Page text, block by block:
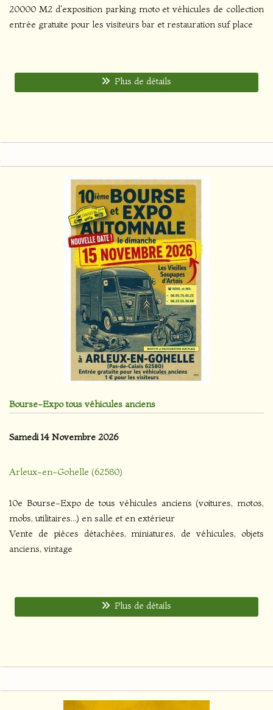
20000 M2 d'exposition parking moto et véhicules de collection
entrée gratuite pour les visiteurs bar et restauration suf place
Plus de détails
Bourse-Expo tous véhicules anciens
Samedi 14 Novembre 2026
Arleux-en-Gohelle (62580)
10e Bourse-Expo de tous véhicules anciens (voitures, motos,
mobs, utilitaires...) en salle et en extérieur
Vente de pièces détachées, miniatures, de véhicules, objets
anciens, vintage
Plus de détails